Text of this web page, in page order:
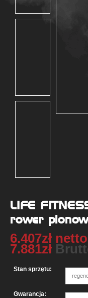
LIFE
rower
6.407zł netto
7.881zł
Stan sprzętu:
Gwarancja: